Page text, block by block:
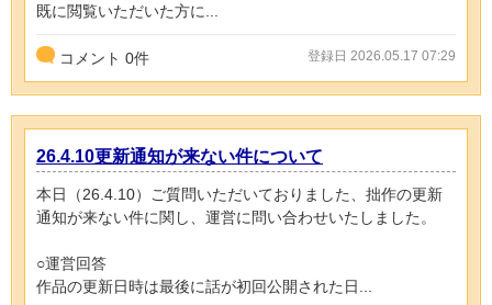
既に閲覧いただいた方に...
コメント 0件 登録日 2026.05.17 07:29
26.4.10更新通知が来ない件について
本日（26.4.10）ご質問いただいておりました、拙作の更新
通知が来ない件に関し、運営に問い合わせいたしました。
○運営回答
作品の更新日時は最後に話が初回公開された日...